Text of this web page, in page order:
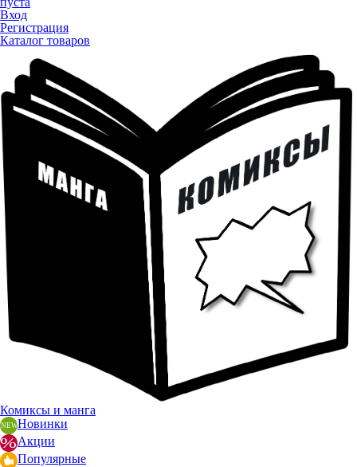
Вход
Регистрация
Каталог товаров
Комиксы и манга
Новинки
Акции
Популярные